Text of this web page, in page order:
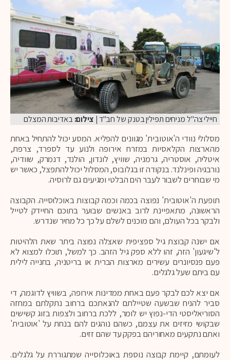
חיילי צה"ל מניחים תפילין בטנק של חב"ד| צילום:באדיבות המצלם
מסלולי נוודי ה'אוטובית' מגוונים להפליא. המסע יכול להתחיל באחת
מהארצות הקלאסיות במזרח אירופה ולנוע עד לספרד, צרפת,
איטליה, אוסטריה, גרמניה, שוויץ, לונדון, הולנד, דנמרק, שוודיה,
נורבגיה ופינלנד. בנקודה זו בגלובוס, המסלול יכול להתפצל, כאשר יש
מי שבוחרים לשבור לעבר הים הבלטי ומגיעים גם לרוסיה.
תופעת ה'אוטובית' נפוצה בכמה וכמה קבוצות באוכלוסייה. הקבוצה
הראשונה, מתאפיינת לרוב באנשים שבוער בתוכם החיידק לטייל
ולבקר בכל העולם, והם מוכנים לשלם על כך כל מחיר שנדרש.
אם ישנה קבוצת גיל ספציפית שאצלה נפוצה ביתר שאת הלהיטות
ל'שיגעון' הזה, זהו ללא ספק גיל הזהב. כך למשל, תוכלו למצוא לא
פעם פנסיונרים עשירים מארצות הברית או בריטניה, בחנייה לילית
עם ביתם שעל גלגלים.
אם יצא לכם לבקר פעם באחת ממדינות אירופה, בשוויץ לדוגמה, די
סביר להניח שבשעה שטיילתם להנאתכם ברחוב נתקלתם במחזה
הסוריאליסטי הדי-נפוץ יש לומר, ללכת ברחוב ולצפות בזוג קשישים
שבקושי מזיזים את עצמם, כשהם נוהגים להם בנחת על 'אוטובית'
ואתם נתקעים מאחוריהם בפקק עד שהם זזים.
לעומתם, קיימת קבוצה נוספת באוכלוסייה שמתגוררת על גלגלים.